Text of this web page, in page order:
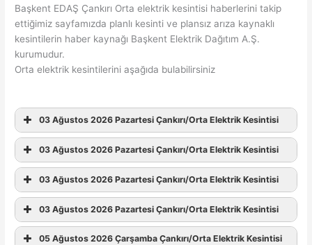
Başkent EDAŞ Çankırı Orta elektrik kesintisi haberlerini takip
ettiğimiz sayfamızda planlı kesinti ve plansız arıza kaynaklı
kesintilerin haber kaynağı Başkent Elektrik Dağıtım A.Ş.
kurumudur.
Orta elektrik kesintilerini aşağıda bulabilirsiniz
03 Ağustos 2026 Pazartesi Çankırı/Orta Elektrik Kesintisi
03 Ağustos 2026 Pazartesi Çankırı/Orta Elektrik Kesintisi
03 Ağustos 2026 Pazartesi Çankırı/Orta Elektrik Kesintisi
03 Ağustos 2026 Pazartesi Çankırı/Orta Elektrik Kesintisi
05 Ağustos 2026 Çarşamba Çankırı/Orta Elektrik Kesintisi